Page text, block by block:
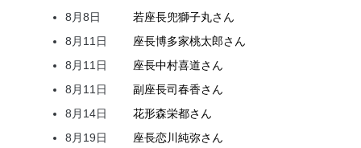
8月8日
若座長兜獅子丸さん
8月11日
座長博多家桃太郎さん
8月11日
座長中村喜道さん
8月11日
副座長司春香さん
8月14日
花形森栄都さん
8月19日
座長恋川純弥さん